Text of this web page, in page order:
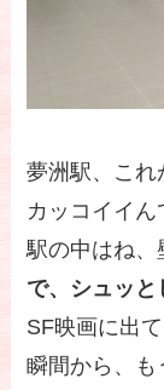
夢洲駅、こ
カッコイイん
駅の中はね
で、シュッ
SF映画に出
瞬間から、も